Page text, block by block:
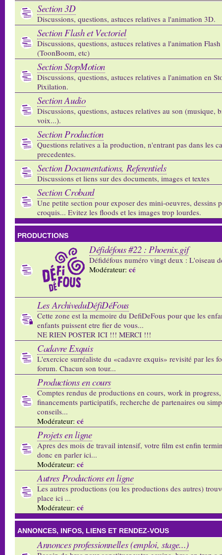
Section 3D
Discussions, questions, astuces relatives a l'animation 3D.
Section Flash et Vectoriel
Discussions, questions, astuces relatives a l'animation
(ToonBoom, etc)
Section StopMotion
Discussions, questions, astuces relatives a l'animation en
Pixilation.
Section Audio
Discussions, questions, astuces relatives au son (musique,
voix...).
Section Production
Questions relatives a la production, n'entrant pas dans les
precedentes.
Section Documentations, Referentiels
Discussions et liens sur des documents, images et textes
Section Crobard
Une petite section pour exposer des mini-oeuvres, dessins
croquis... Evitez les floods et les images trop lourdes.
PRODUCTIONS
Défidéfous #22 : Phoenix.gif
Défidéfous numéro vingt deux : L'oiseau
Modérateur: cé
Les ArchiveduDéfiDéFous
Cette zone est la memoire du DefiDeFous pour que les
enfants puissent etre fier de vous...
NE RIEN POSTER ICI !!! MERCI !!!
Cadavre Exquis
L'exercice surréaliste du «cadavre exquis» revisité par les
forum. Chacun son tour...
Productions en cours
Comptes rendus de productions en cours, work in
financements participatifs, recherche de partenaires ou
conseils...
Modérateur: cé
Projets en ligne
Apres des mois de travail intensif, votre film est enfin
donc en parler ici...
Modérateur: cé
Autres Productions en ligne
Les autres productions (ou les productions des autres)
place ici ...
Modérateur: cé
ANNONCES, INFOS, LIENS ET RENDEZ-VOUS
Annonces professionnelles (emploi, stage...)